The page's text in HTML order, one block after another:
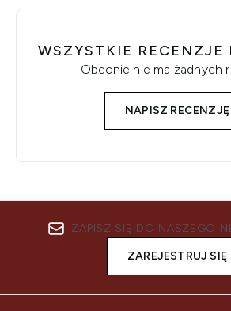
WSZYSTKIE RECENZJE
Obecnie nie ma żadnych
NAPISZ RECENZJĘ
ZAPISZ SIĘ DO NASZEGO
ZAREJESTRUJ SIĘ